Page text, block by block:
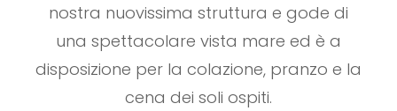
nostra nuovissima struttura e gode di
una spettacolare vista mare ed è a
disposizione per la colazione, pranzo e la
cena dei soli ospiti.